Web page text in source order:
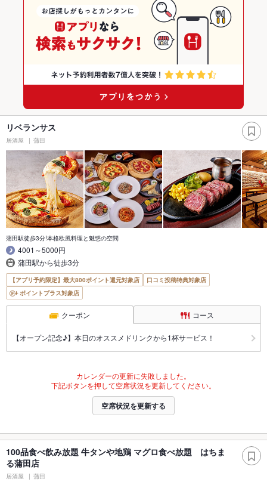
リベランサス
居酒屋 蒲田
蒲田駅徒歩3分!本格欧風料理と魅惑の空間
4001～5000円
蒲田駅から徒歩3分
【アプリ予約限定】最大800ポイント還元対象店
口コミ投稿特典対象店
ポイントプラス対象店
クーポン コース
【オープン記念♪】本日のオススメドリンクから1杯サービス！
カレンダーの更新に失敗しました。
下記ボタンを押して空席状況を更新してください。
空席状況を更新する
100品食べ飲み放題 牛タンや地鶏 マグロ食べ放題 はちま
る蒲田店
居酒屋 蒲田